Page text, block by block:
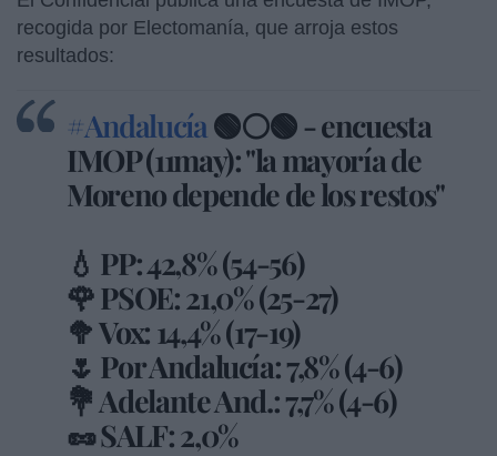
recogida por Electomanía, que arroja estos
resultados:
#Andalucía🟢⚪🟢 - encuesta
IMOP (11may): "la mayoría de
Moreno depende de los restos"
💧 PP: 42,8% (54-56)
🌹 PSOE: 21,0% (25-27)
🥦 Vox: 14,4% (17-19)
🌷 Por Andalucía: 7,8% (4-6)
💐 Adelante And.: 7,7% (4-6)
🥜 SALF: 2,0%